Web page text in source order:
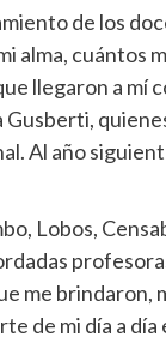
de los
alma, cuántos
llegaron a
Al año
Lobos,
me
de mi día a